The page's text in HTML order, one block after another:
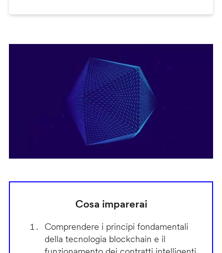
Cosa imparerai
Comprendere i principi fondamentali
della tecnologia blockchain e il